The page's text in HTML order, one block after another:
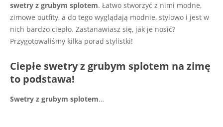
swetry z grubym splotem. Łatwo stworzyć z nimi modne,
zimowe outfity, a do tego wyglądają modnie, stylowo i jest w
nich bardzo ciepło. Zastanawiasz się, jak je nosić?
Przygotowaliśmy kilka porad stylistki!
Ciepłe swetry z grubym splotem na zimę
to podstawa!
Swetry z grubym splotem…